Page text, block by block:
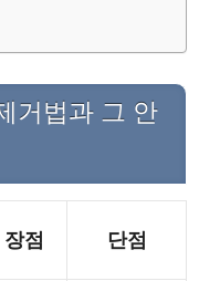
거법과 그 안
장점 단점